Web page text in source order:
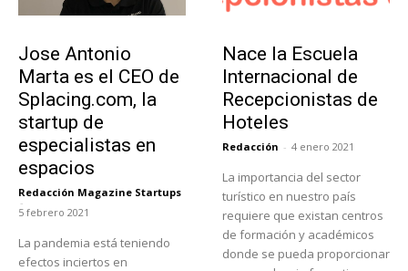
Jose Antonio
Marta es el CEO de
Splacing.com, la
startup de
especialistas en
espacios
Redacción Magazine Startups
-
5 febrero 2021
La pandemia está teniendo
efectos inciertos en
Nace la Escuela
Internacional de
Recepcionistas de
Hoteles
Redacción - 4 enero 2021
La importancia del sector
turístico en nuestro país
requiere que existan centros
de formación y académicos
donde se pueda proporcionar